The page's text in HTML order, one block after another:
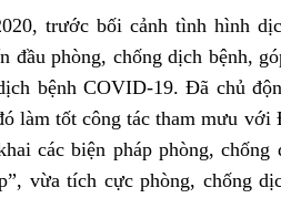
trước bối cảnh tình hình
đầu phòng, chống dịch bệnh,
bệnh COVID-19. Đã chủ
làm tốt công tác tham mưu
các biện pháp phòng,
vừa tích cực phòng, chống